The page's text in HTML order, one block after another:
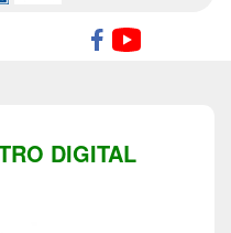
DIGITAL